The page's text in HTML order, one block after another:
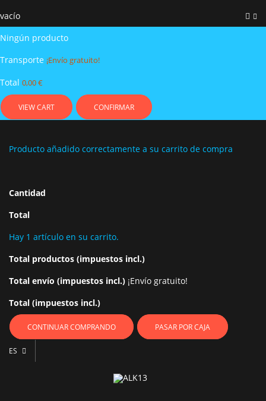
vacío
Ningún producto
Transporte ¡Envío gratuito!
Total 0,00 €
VIEW CART CONFIRMAR
Producto añadido correctamente a su carrito de compra
Cantidad
Total
Hay 1 artículo en su carrito.
Total productos (impuestos incl.)
Total envío (impuestos incl.) ¡Envío gratuito!
Total (impuestos incl.)
CONTINUAR COMPRANDO PASAR POR CAJA
ES